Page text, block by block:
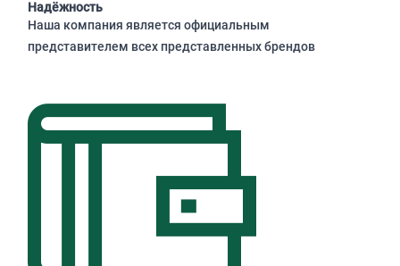
Надёжность
Наша компания является официальным
представителем всех представленных брендов